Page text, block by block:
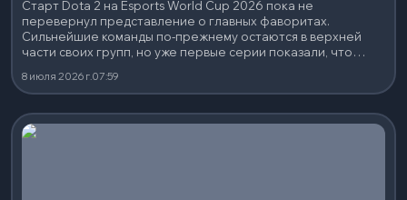
Старт Dota 2 на Esports World Cup 2026 пока не
перевернул представление о главных фаворитах.
Сильнейшие команды по-прежнему остаются в верхней
части своих групп, но уже первые серии показали, что
чем можно было ожидать до турнира.
8 июля 2026 г.07:59